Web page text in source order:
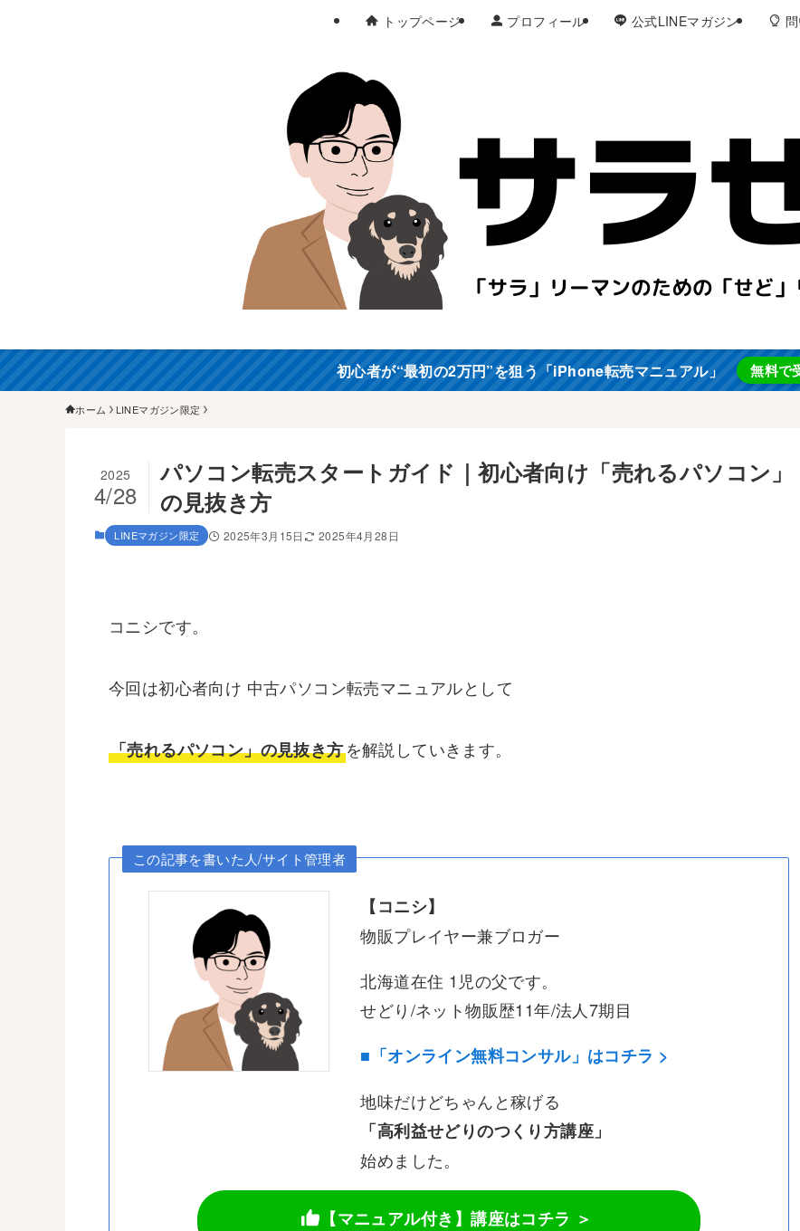
トップページ プロフィール 公式LINEマガジン
初心者が“最初の2万円”を狙う「iPhone転売マニュアル」 無料で
ホーム LINEマガジン限定
パソコン転売スタートガイド｜初心者向け「売れるパソコン」
の見抜き方
2025
4/28
LINEマガジン限定 2025年3月15日 2025年4月28日
コニシです。
今回は初心者向け 中古パソコン転売マニュアルとして
「売れるパソコン」の見抜き方を解説していきます。
この記事を書いた人/サイト管理者
【コニシ】
物販プレイヤー兼ブロガー
北海道在住 1児の父です。
せどり/ネット物販歴11年/法人7期目
■「オンライン無料コンサル」はコチラ >
地味だけどちゃんと稼げる
「高利益せどりのつくり方講座」
始めました。
【マニュアル付き】講座はコチラ ＞